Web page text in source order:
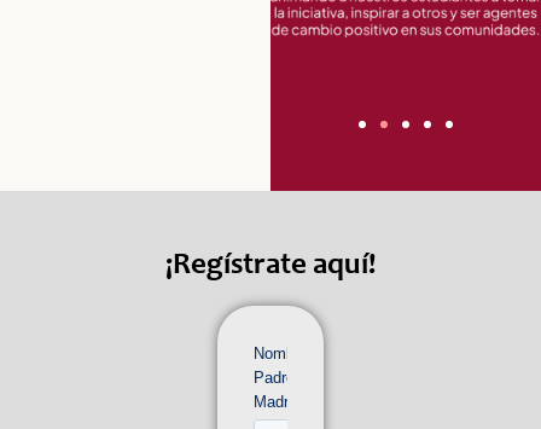
¡Regístrate aquí!